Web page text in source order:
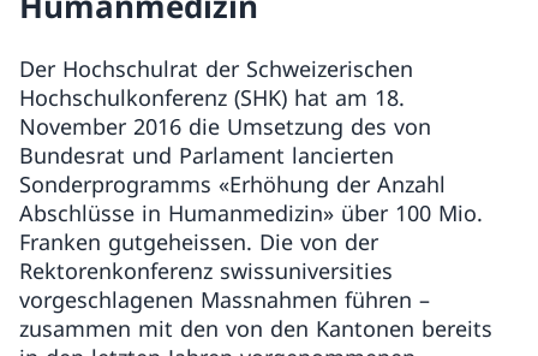
Der Hochschulrat der Schweizerischen
Hochschulkonferenz (SHK) hat am 18.
November 2016 die Umsetzung des von
Bundesrat und Parlament lancierten
Sonderprogramms «Erhöhung der Anzahl
Abschlüsse in Humanmedizin» über 100 Mio.
Franken gutgeheissen. Die von der
Rektorenkonferenz swissuniversities
vorgeschlagenen Massnahmen führen –
zusammen mit den von den Kantonen bereits